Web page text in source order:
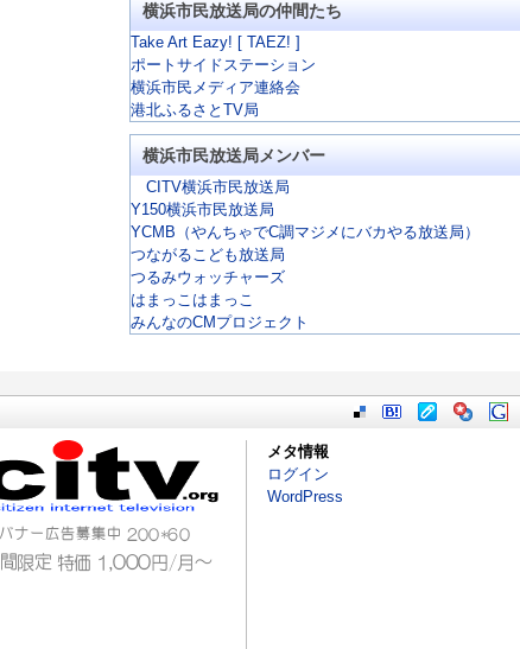
横浜市民放送局の仲間たち
Take Art Eazy! [ TAEZ! ]
ポートサイドステーション
横浜市民メディア連絡会
港北ふるさとTV局
横浜市民放送局メンバー
CITV横浜市民放送局
Y150横浜市民放送局
YCMB（やんちゃでC調マジメにバカやる放送局）
つながるこども放送局
つるみウォッチャーズ
はまっこはまっこ
みんなのCMプロジェクト
メタ情報
ログイン
WordPress